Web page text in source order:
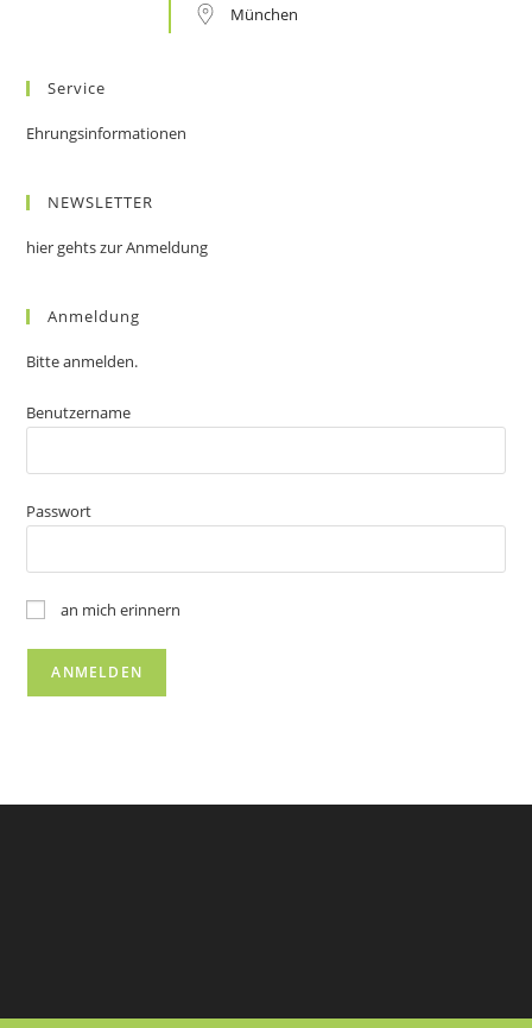
München
Service
Ehrungsinformationen
NEWSLETTER
hier gehts zur Anmeldung
Anmeldung
Bitte anmelden.
Benutzername
Passwort
an mich erinnern